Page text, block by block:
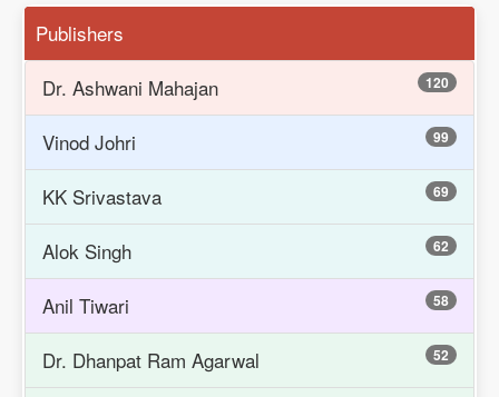
Publishers
Dr. Ashwani Mahajan
120
Vinod Johri 99
KK Srivastava 69
Alok Singh 62
Anil Tiwari 58
Dr. Dhanpat Ram Agarwal 52